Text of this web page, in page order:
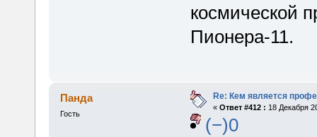
космической
Пионера-11.
Панда
Гость
Re: Кем является
« Ответ #412 : 18 Декабря
(−)0